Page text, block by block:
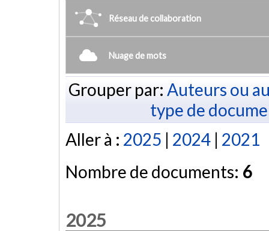
Réseau de collaboration
Nuage de mots
Grouper par: Auteurs ou
type de
Aller à : 2025 | 2024 | 2021
Nombre de documents: 6
2025